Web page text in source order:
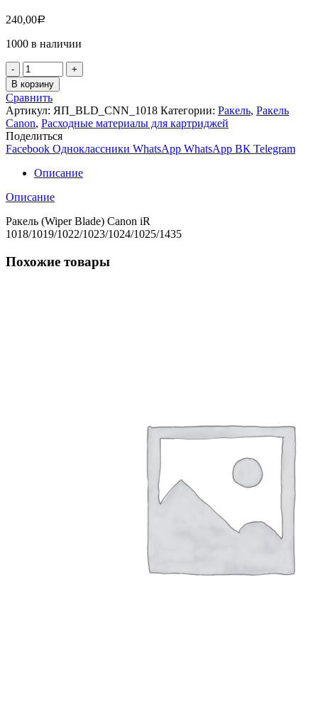
240,00Р
1000 в наличии
Количество
товара
Ракель
Canon
iR
1018/1019/1022/1023/1024/1025/1435
JPN
В корзину
Сравнить
Артикул: ЯП_BLD_CNN_1018 Категории: Ракель, Ракель
Canon, Расходные материалы для картриджей
Поделиться
Facebook Одноклассники WhatsApp WhatsApp ВК Telegram
Описание
Описание
Ракель (Wiper Blade) Canon iR
1018/1019/1022/1023/1024/1025/1435
Похожие товары